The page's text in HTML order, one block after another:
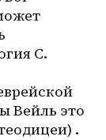
С.
Вейль это
.